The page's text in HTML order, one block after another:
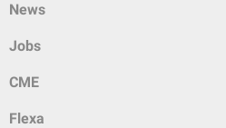
News
Jobs
CME
Flexa